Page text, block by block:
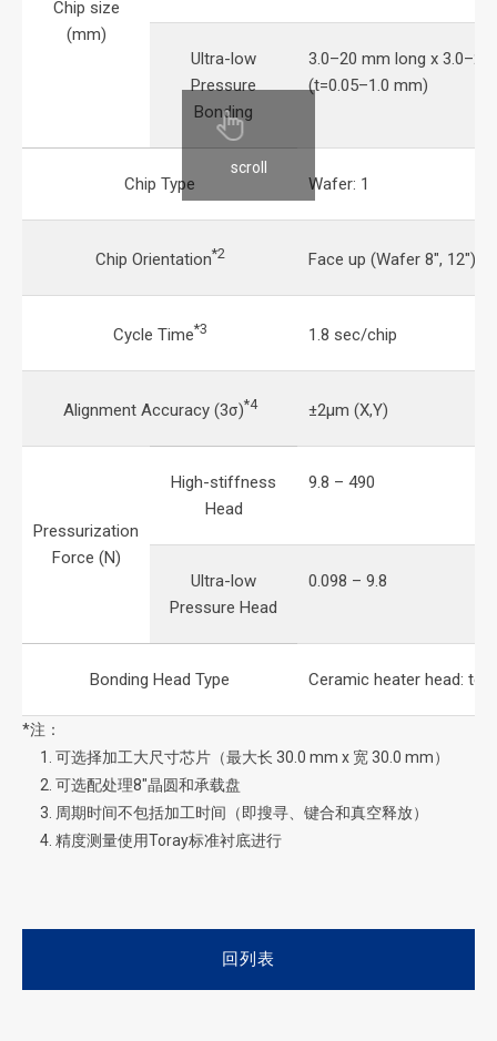
scroll
Chip size
(mm)
Ultra-low
Pressure
Bonding
3.0–20 mm long x
(t=0.05–1.0 mm)
Chip Type Wafer: 1
Chip Orientation*2 Face up (Wafer 8", 12")
Cycle Time*3 1.8 sec/chip
Alignment Accuracy (3σ)*4 ±2μm (X,Y)
Pressurization
Force (N)
High-stiffness
Head
9.8 – 490
Ultra-low
Pressure Head
0.098 – 9.8
Bonding Head Type Ceramic heater head:
*注：
可选择加工大尺寸芯片（最大长 30.0 mm x 宽 30.0 mm）
可选配处理8"晶圆和承载盘
周期时间不包括加工时间（即搜寻、键合和真空释放）
精度测量使用Toray标准衬底进行
回列表